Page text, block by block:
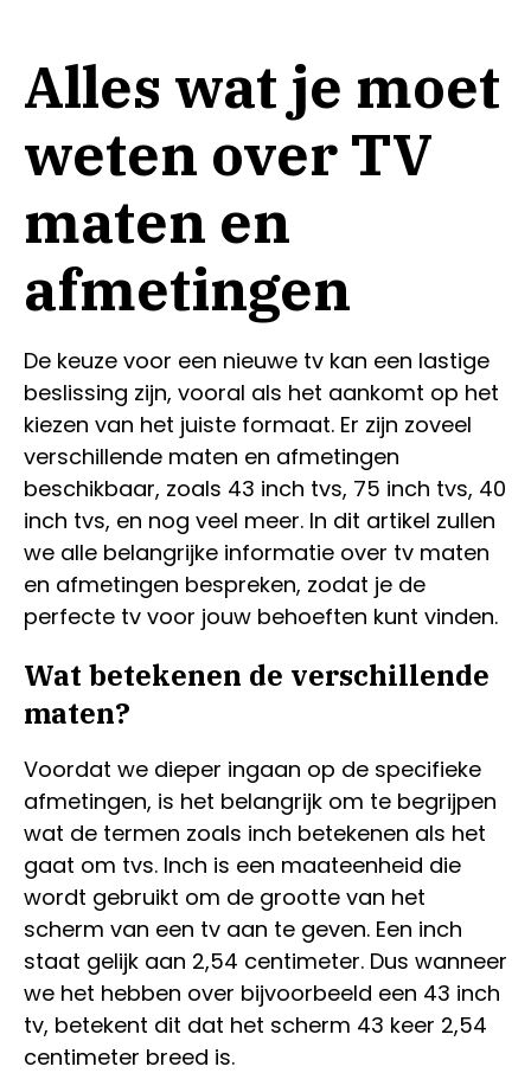
Alles wat je moet
weten over TV
maten en
afmetingen
De keuze voor een nieuwe tv kan een lastige
beslissing zijn, vooral als het aankomt op het
kiezen van het juiste formaat. Er zijn zoveel
verschillende maten en afmetingen
beschikbaar, zoals 43 inch tvs, 75 inch tvs, 40
inch tvs, en nog veel meer. In dit artikel zullen
we alle belangrijke informatie over tv maten
en afmetingen bespreken, zodat je de
perfecte tv voor jouw behoeften kunt vinden.
Wat betekenen de verschillende
maten?
Voordat we dieper ingaan op de specifieke
afmetingen, is het belangrijk om te begrijpen
wat de termen zoals inch betekenen als het
gaat om tvs. Inch is een maateenheid die
wordt gebruikt om de grootte van het
scherm van een tv aan te geven. Een inch
staat gelijk aan 2,54 centimeter. Dus wanneer
we het hebben over bijvoorbeeld een 43 inch
tv, betekent dit dat het scherm 43 keer 2,54
centimeter breed is.